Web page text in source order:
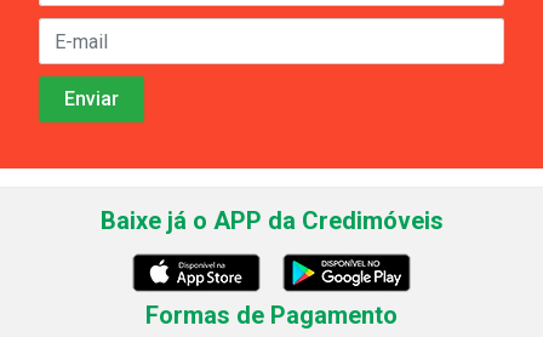
Baixe já o APP da Credimóveis
Formas de Pagamento